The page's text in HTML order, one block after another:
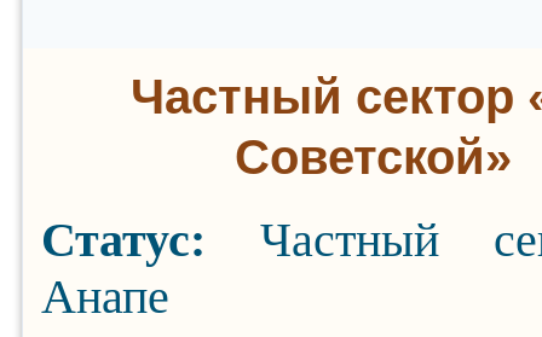
Частный сектор
Советской»
Статус:Частный
Анапе